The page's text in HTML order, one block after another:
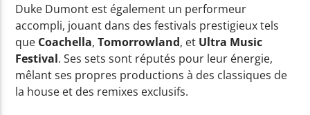
Duke Dumont est également un performeur
accompli, jouant dans des festivals prestigieux tels
que Coachella,Tomorrowland, et Ultra Music
Festival. Ses sets sont réputés pour leur énergie,
mêlant ses propres productions à des classiques de
la house et des remixes exclusifs.